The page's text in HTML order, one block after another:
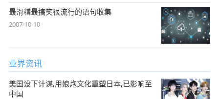
最滑稽最搞笑很流行的语句收集
2007-10-10
业界资讯
美国设下计谋,用娘炮文化重塑日本,已影响至
中国